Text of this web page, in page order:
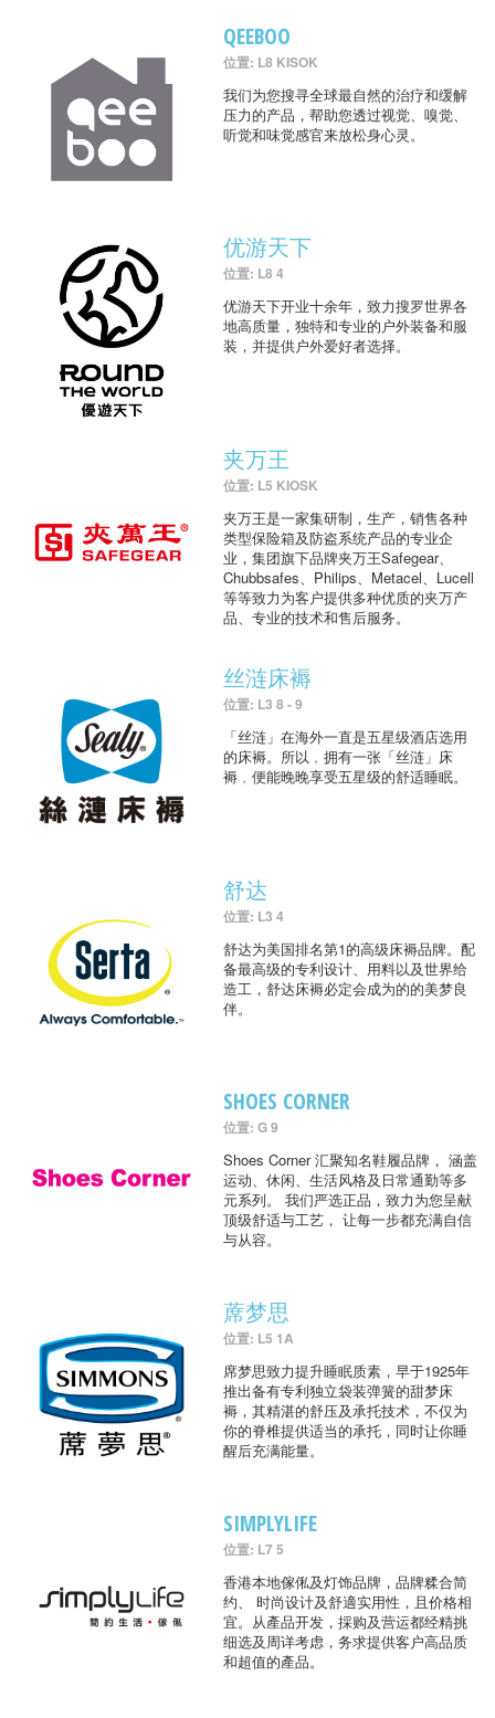
QEEBOO
位置: L8 KISOK
我们为您搜寻全球最自然的治疗和缓解
压力的产品，帮助您透过视觉、嗅觉、
听觉和味觉感官来放松身心灵。
优游天下
位置: L8 4
优游天下开业十余年，致力搜罗世界各
地高质量，独特和专业的户外装备和服
装，并提供户外爱好者选择。
夹万王
位置: L5 KIOSK
夹万王是一家集研制，生产，销售各种
类型保险箱及防盗系统产品的专业企
业，集团旗下品牌夹万王Safegear、
Chubbsafes、Philips、Metacel、Lucell
等等致力为客户提供多种优质的夹万产
品、专业的技术和售后服务。
丝涟床褥
位置: L3 8 - 9
「丝涟」在海外一直是五星级酒店选用
的床褥。所以﹐拥有一张「丝涟」床
褥﹐便能晚晚享受五星级的舒适睡眠。
舒达
位置: L3 4
舒达为美国排名第1的高级床褥品牌。配
备最高级的专利设计、用料以及世界给
造工，舒达床褥必定会成为的的美梦良
伴。
SHOES CORNER
位置: G 9
Shoes Corner 汇聚知名鞋履品牌， 涵盖
运动、休闲、生活风格及日常通勤等多
元系列。 我们严选正品，致力为您呈献
顶级舒适与工艺， 让每一步都充满自信
与从容。
蓆梦思
位置: L5 1A
席梦思致力提升睡眠质素，早于1925年
推出备有专利独立袋装弹簧的甜梦床
褥，其精湛的舒压及承托技术，不仅为
你的脊椎提供适当的承托，同时让你睡
醒后充满能量。
SIMPLYLIFE
位置: L7 5
香港本地傢俬及灯饰品牌，品牌糅合简
约、 时尚设计及舒適实用性，且价格相
宜。从產品开发，採购及营运都经精挑
细选及周详考虑，务求提供客户高品质
和超值的產品。